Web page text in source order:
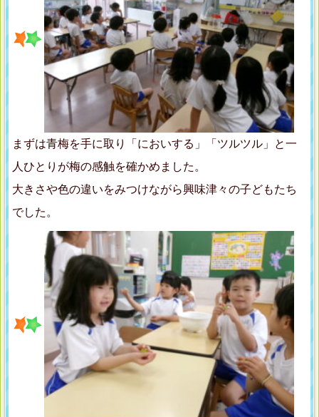
まずは青梅を手に取り「においする」「ツルツル」と一
人ひとりが梅の感触を確かめました。
大きさや色の違いをみつけながら興味津々の子どもたち
でした。